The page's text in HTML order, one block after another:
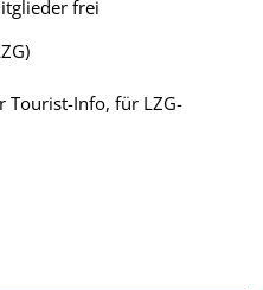
frei
Tourist-Info, für LZG-